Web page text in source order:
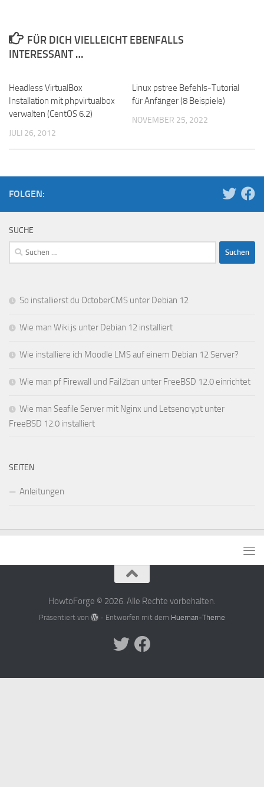
FÜR DICH VIELLEICHT EBENFALLS
INTERESSANT …
Headless VirtualBox
Installation mit phpvirtualbox
verwalten (CentOS 6.2)
JULI 26, 2012
Linux pstree Befehls-Tutorial
für Anfänger (8 Beispiele)
NOVEMBER 25, 2022
FOLGEN:
SUCHE
Suchen
nach:
So installierst du OctoberCMS unter Debian 12
Wie man Wiki.js unter Debian 12 installiert
Wie installiere ich Moodle LMS auf einem Debian 12 Server?
Wie man pf Firewall und Fail2ban unter FreeBSD 12.0 einrichtet
Wie man Seafile Server mit Nginx und Letsencrypt unter
FreeBSD 12.0 installiert
SEITEN
Anleitungen
HowtoForge © 2026. Alle Rechte vorbehalten.
Präsentiert von - Entworfen mit dem Hueman-Theme